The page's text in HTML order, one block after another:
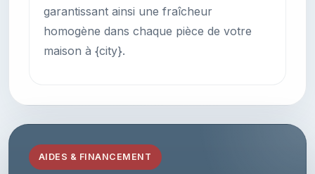
garantissant ainsi une fraîcheur
homogène dans chaque pièce de votre
maison à {city}.
AIDES & FINANCEMENT